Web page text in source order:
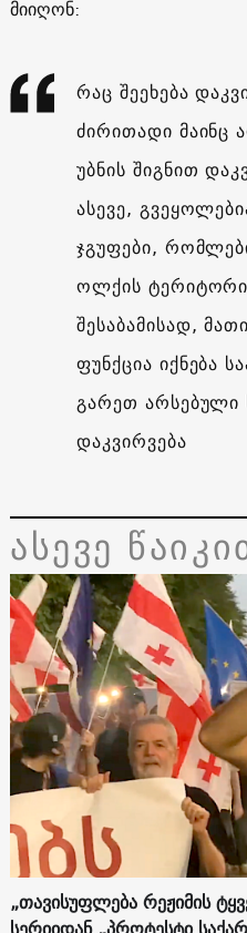
მიიღონ:
რაც შეეხება
ძირითადი მაინც
უბნის შიგნით
ასევე,
ჯგუფები,
ოლქის
შესაბამისად,
ფუნქცია იქნება
გარეთ არსებული
დაკვირვება
ასევე
„თავისუფლება რეჟიმის